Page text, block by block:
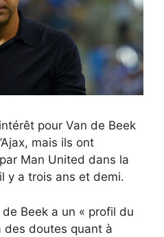
pour Van de Beek
mais ils ont
Man United dans la
y a trois ans et demi.
Beek a un « profil du
des doutes quant à